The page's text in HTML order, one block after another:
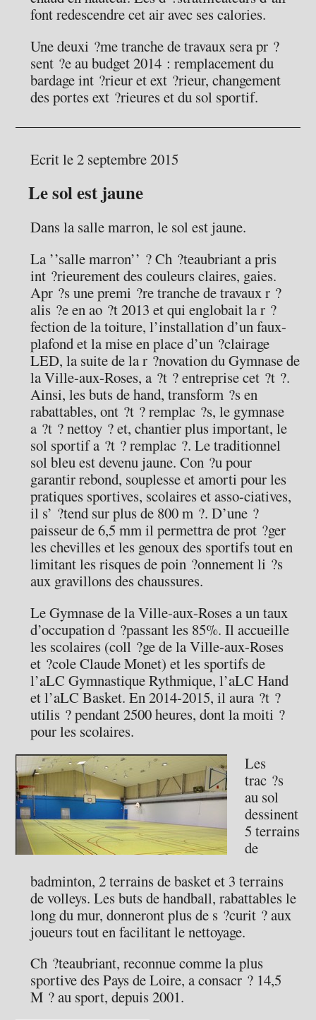
font redescendre cet air avec ses calories.
Une deuxi ?me tranche de travaux sera pr ?
sent ?e au budget 2014 : remplacement du
bardage int ?rieur et ext ?rieur, changement
des portes ext ?rieures et du sol sportif.
Ecrit le 2 septembre 2015
Le sol est jaune
Dans la salle marron, le sol est jaune.
La ’’salle marron’’ ? Ch ?teaubriant a pris
int ?rieurement des couleurs claires, gaies.
Apr ?s une premi ?re tranche de travaux r ?
alis ?e en ao ?t 2013 et qui englobait la r ?
fection de la toiture, l’installation d’un faux-
plafond et la mise en place d’un ?clairage
LED, la suite de la r ?novation du Gymnase de
la Ville-aux-Roses, a ?t ? entreprise cet ?t ?.
Ainsi, les buts de hand, transform ?s en
rabattables, ont ?t ? remplac ?s, le gymnase
a ?t ? nettoy ? et, chantier plus important, le
sol sportif a ?t ? remplac ?. Le traditionnel
sol bleu est devenu jaune. Con ?u pour
garantir rebond, souplesse et amorti pour les
pratiques sportives, scolaires et asso-ciatives,
il s’ ?tend sur plus de 800 m ?. D’une ?
paisseur de 6,5 mm il permettra de prot ?ger
les chevilles et les genoux des sportifs tout en
limitant les risques de poin ?onnement li ?s
aux gravillons des chaussures.
Le Gymnase de la Ville-aux-Roses a un taux
d’occupation d ?passant les 85%. Il accueille
les scolaires (coll ?ge de la Ville-aux-Roses
et ?cole Claude Monet) et les sportifs de
l’aLC Gymnastique Rythmique, l’aLC Hand
et l’aLC Basket. En 2014-2015, il aura ?t ?
utilis ? pendant 2500 heures, dont la moiti ?
pour les scolaires.
Les
trac ?s
au sol
dessinent
5 terrains
de
badminton, 2 terrains de basket et 3 terrains
de volleys. Les buts de handball, rabattables le
long du mur, donneront plus de s ?curit ? aux
joueurs tout en facilitant le nettoyage.
Ch ?teaubriant, reconnue comme la plus
sportive des Pays de Loire, a consacr ? 14,5
M ? au sport, depuis 2001.